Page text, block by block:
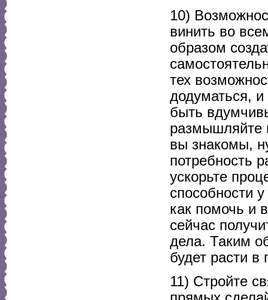
10)
винить во
образом
тех
додуматься,
быть
размышляйте
вы знакомы,
потребность
ускорьте
способности
как помочь и
сейчас
дела. Таким
будет расти в
11) Стройте